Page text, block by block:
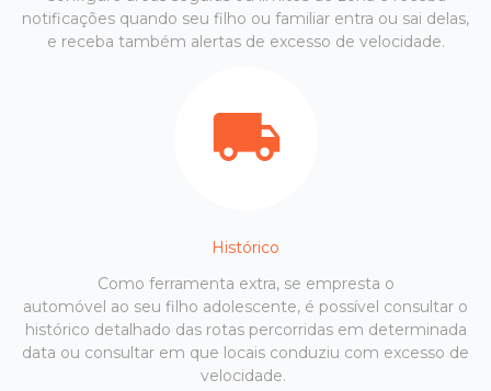
notificações quando seu filho ou familiar entra ou sai delas,
e receba também alertas de excesso de velocidade.
Histórico
Como ferramenta extra, se empresta o
automóvel ao seu filho adolescente, é possível consultar o
histórico detalhado das rotas percorridas em determinada
data ou consultar em que locais conduziu com excesso de
velocidade.